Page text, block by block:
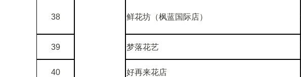
38 鲜花坊（枫蓝国际店）
39 梦落花艺
40 好再来花店